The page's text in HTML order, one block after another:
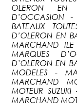
OLERON EN
D’OCCASION
BATEAUX
D’OLERON EN
MARCHAND ILE
MARQUES
D’OLERON EN
MODELES -
MARCHAND
MOTEUR
MARCHAND